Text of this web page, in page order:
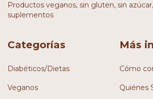
Productos veganos, sin gluten, sin
suplementos
Categorías
Diabéticos/Dietas
Veganos
Más
Cómo
Quiénes